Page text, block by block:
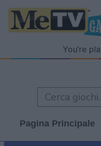
You’re
Pagina Principale